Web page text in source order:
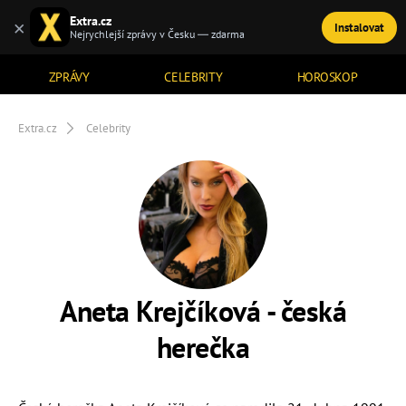
ZPRÁVY CELEBRITY HOROSKOP
TÉMATA
Extra.cz Celebrity
Aneta Krejčíková - česká
herečka
× Extra.cz
Nejrychlejší zprávy v Česku — zdarma Instalovat